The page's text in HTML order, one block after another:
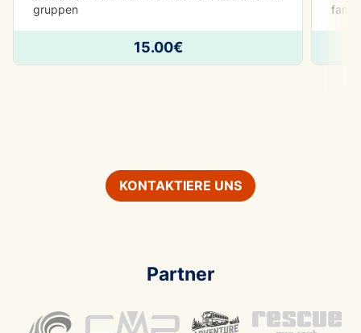
gruppen
15.00€
KONTAKTIERE UNS
Partner